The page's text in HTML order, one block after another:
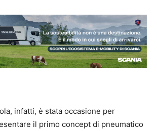
infatti, è stata occasione per
il primo concept di pneumatico